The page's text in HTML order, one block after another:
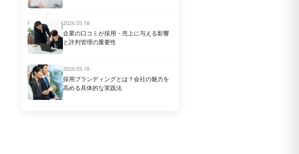
2026.05.18
企業の口コミが採用・売上に与える影響
と評判管理の重要性
2026.05.18
採用ブランディングとは？会社の魅力を
高める具体的な実践法